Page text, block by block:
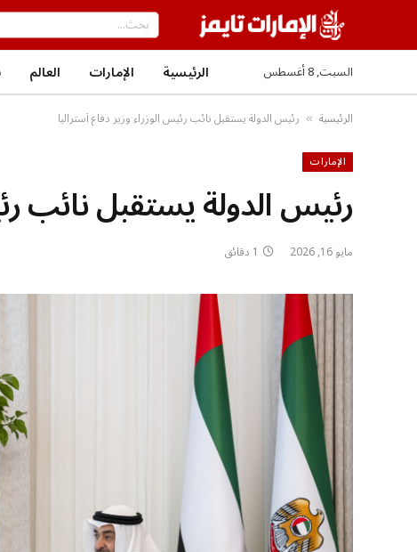
السبت, 8 أغسطس الرئيسية الإمارات العالم
الرئيسية » رئيس الدولة يستقبل نائب رئيس الوزراء وزير دفاع أستراليا
الإمارات
رئيس الدولة يستقبل نائب
مايو 16, 2026 1 دقائق